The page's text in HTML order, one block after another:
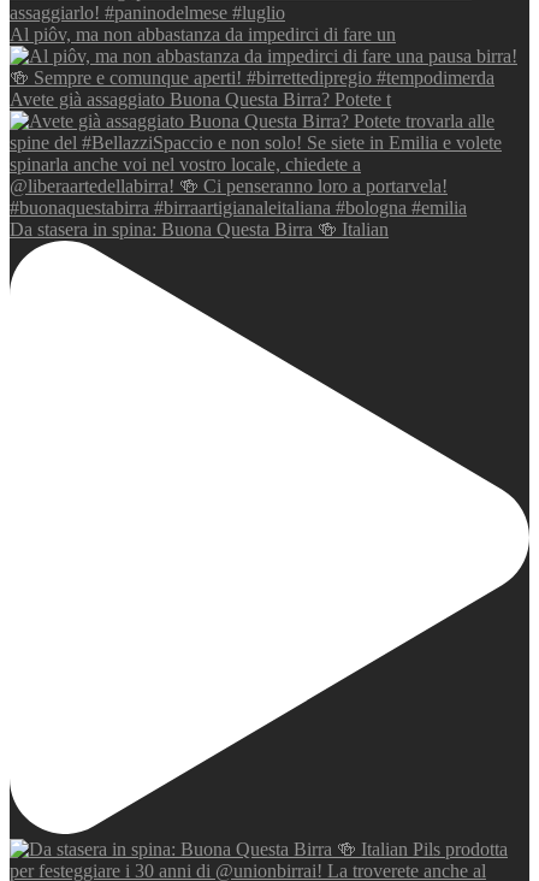
Al piôv, ma non abbastanza da impedirci di fare un
Avete già assaggiato Buona Questa Birra? Potete t
Da stasera in spina: Buona Questa Birra 🍻 Italian